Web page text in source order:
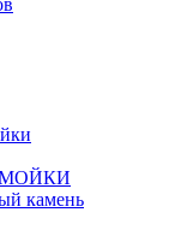
МОЙКИ
камень